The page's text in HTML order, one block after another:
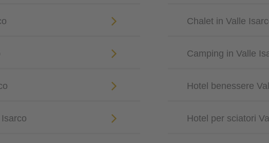
Chalet in Valle
Camping in Valle
Hotel benessere
Hotel per sciatori